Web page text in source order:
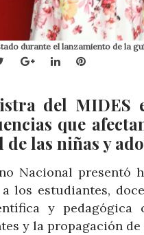
durante el lanzamiento de la
TwitterGoogle+LinkedInPinterest
del MIDES
que
las niñas y
Nacional presentó
los estudiantes,
y
y la propagación